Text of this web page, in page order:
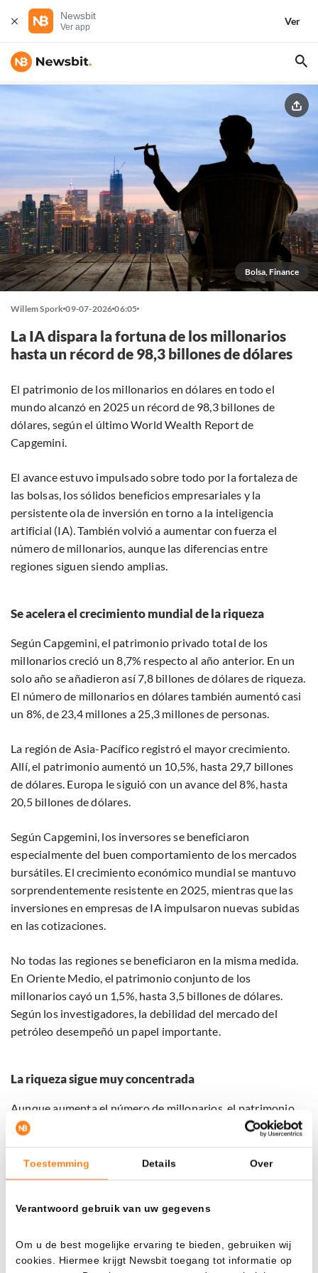
Toestemming Details Over
Verantwoord gebruik van uw gegevens
Om u de best mogelijke ervaring te bieden, gebruiken wij
cookies. Hiermee krijgt Newsbit toegang tot informatie op
Newsbit
Ver app
Ver
Bolsa, Finance
Willem Spork 09-07-2026 06:05
La IA dispara la fortuna de los millonarios
hasta un récord de 98,3 billones de dólares
El patrimonio de los millonarios en dólares en todo el
mundo alcanzó en 2025 un récord de 98,3 billones de
dólares, según el último World Wealth Report de
Capgemini.
El avance estuvo impulsado sobre todo por la fortaleza de
las bolsas, los sólidos beneficios empresariales y la
persistente ola de inversión en torno a la inteligencia
artificial (IA). También volvió a aumentar con fuerza el
número de millonarios, aunque las diferencias entre
regiones siguen siendo amplias.
Se acelera el crecimiento mundial de la riqueza
Según Capgemini, el patrimonio privado total de los
millonarios creció un 8,7% respecto al año anterior. En un
solo año se añadieron así 7,8 billones de dólares de riqueza.
El número de millonarios en dólares también aumentó casi
un 8%, de 23,4 millones a 25,3 millones de personas.
La región de Asia-Pacífico registró el mayor crecimiento.
Allí, el patrimonio aumentó un 10,5%, hasta 29,7 billones
de dólares. Europa le siguió con un avance del 8%, hasta
20,5 billones de dólares.
Según Capgemini, los inversores se beneficiaron
especialmente del buen comportamiento de los mercados
bursátiles. El crecimiento económico mundial se mantuvo
sorprendentemente resistente en 2025, mientras que las
inversiones en empresas de IA impulsaron nuevas subidas
en las cotizaciones.
No todas las regiones se beneficiaron en la misma medida.
En Oriente Medio, el patrimonio conjunto de los
millonarios cayó un 1,5%, hasta 3,5 billones de dólares.
Según los investigadores, la debilidad del mercado del
petróleo desempeñó un papel importante.
La riqueza sigue muy concentrada
Aunque aumenta el número de millonarios, el patrimonio
continúa estando distribuido de forma muy desigual. El 1%
mundial, lo que equivale a más de 34 billones de dólares.
dispone de un patrimonio de entre uno y cinco millones de
riqueza total. El grupo restante, con patrimonios de entre
cinco y treinta millones de dólares, concentra casi una